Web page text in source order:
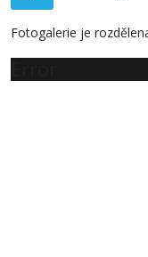
Fotogalerie je